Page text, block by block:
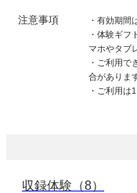
注意事項
・有効期間
・体験ギフ
マホやタブ
・ご利用で
合がありま
・ご利用は
収録体験（8）